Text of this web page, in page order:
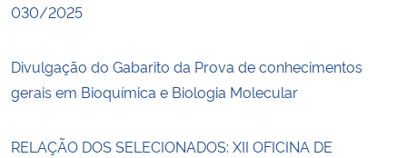
030/2025
Divulgação do Gabarito da Prova de conhecimentos
gerais em Bioquímica e Biologia Molecular
RELAÇÃO DOS SELECIONADOS: XII OFICINA DE